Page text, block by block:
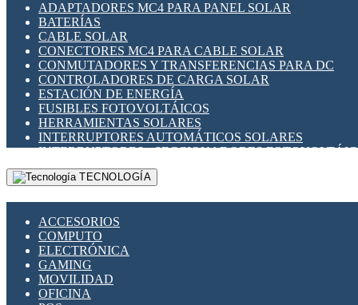
ADAPTADORES MC4 PARA PANEL SOLAR
BATERÍAS
CABLE SOLAR
CONECTORES MC4 PARA CABLE SOLAR
CONMUTADORES Y TRANSFERENCIAS PARA DC
CONTROLADORES DE CARGA SOLAR
ESTACIÓN DE ENERGÍA
FUSIBLES FOTOVOLTÁICOS
HERRAMIENTAS SOLARES
INTERRUPTORES AUTOMÁTICOS SOLARES
INTERRUPTORES - SECCIONADORES
MONTAJE PANEL SOLAR
PORTA FUSIBLES Y SECCIONADORES
TECNOLOGÍA
ACCESORIOS
COMPUTO
ELECTRÓNICA
GAMING
MOVILIDAD
OFICINA